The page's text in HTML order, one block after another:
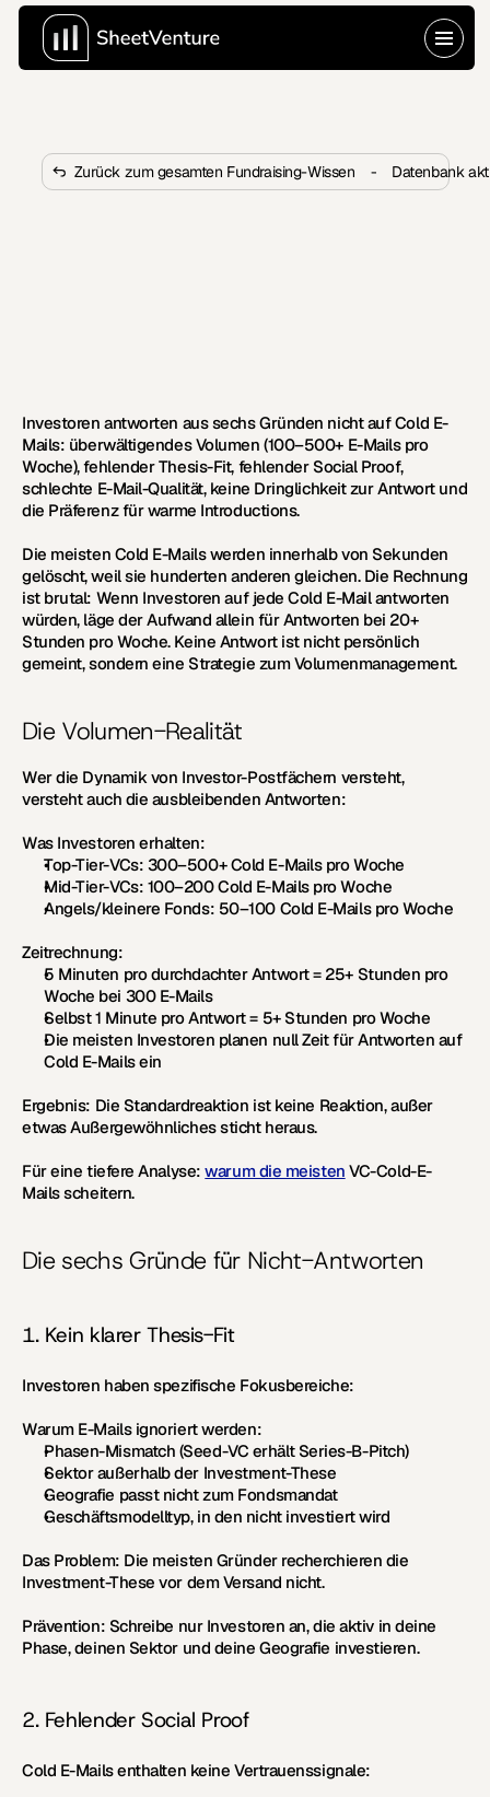
Zurück zum gesamten Fundraising-Wissen - Datenbank
Investoren antworten aus sechs Gründen nicht auf Cold E-
Mails: überwältigendes Volumen (100–500+ E-Mails pro
Woche), fehlender Thesis-Fit, fehlender Social Proof,
schlechte E-Mail-Qualität, keine Dringlichkeit zur Antwort und
die Präferenz für warme Introductions.
Die meisten Cold E-Mails werden innerhalb von Sekunden
gelöscht, weil sie hunderten anderen gleichen. Die Rechnung
ist brutal: Wenn Investoren auf jede Cold E-Mail antworten
würden, läge der Aufwand allein für Antworten bei 20+
Stunden pro Woche. Keine Antwort ist nicht persönlich
gemeint, sondern eine Strategie zum Volumenmanagement.
Die Volumen-Realität
Wer die Dynamik von Investor-Postfächern versteht,
versteht auch die ausbleibenden Antworten:
Was Investoren erhalten:
Top-Tier-VCs: 300–500+ Cold E-Mails pro Woche
Mid-Tier-VCs: 100–200 Cold E-Mails pro Woche
Angels/kleinere Fonds: 50–100 Cold E-Mails pro Woche
Zeitrechnung:
5 Minuten pro durchdachter Antwort = 25+ Stunden pro
Woche bei 300 E-Mails
Selbst 1 Minute pro Antwort = 5+ Stunden pro Woche
Die meisten Investoren planen null Zeit für Antworten auf
Cold E-Mails ein
Ergebnis: Die Standardreaktion ist keine Reaktion, außer
etwas Außergewöhnliches sticht heraus.
Für eine tiefere Analyse: warum die meisten VC-Cold-E-
Mails scheitern.
Die sechs Gründe für Nicht-Antworten
1. Kein klarer Thesis-Fit
Investoren haben spezifische Fokusbereiche:
Warum E-Mails ignoriert werden:
Phasen-Mismatch (Seed-VC erhält Series-B-Pitch)
Sektor außerhalb der Investment-These
Geografie passt nicht zum Fondsmandat
Geschäftsmodelltyp, in den nicht investiert wird
Das Problem: Die meisten Gründer recherchieren die
Investment-These vor dem Versand nicht.
Prävention: Schreibe nur Investoren an, die aktiv in deine
Phase, deinen Sektor und deine Geografie investieren.
2. Fehlender Social Proof
Cold E-Mails enthalten keine Vertrauenssignale: